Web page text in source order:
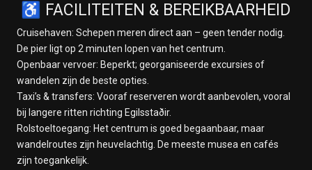
♿ FACILITEITEN & BEREIKBAARHEID
Cruisehaven: Schepen meren direct aan – geen tender nodig.
De pier ligt op 2 minuten lopen van het centrum.
Openbaar vervoer: Beperkt; georganiseerde excursies of
wandelen zijn de beste opties.
Taxi’s & transfers: Vooraf reserveren wordt aanbevolen, vooral
bij langere ritten richting Egilsstaðir.
Rolstoeltoegang: Het centrum is goed begaanbaar, maar
wandelroutes zijn heuvelachtig. De meeste musea en cafés
zijn toegankelijk.